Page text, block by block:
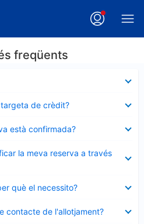
freqüents
de crèdit?
està confirmada?
la meva reserva a través
què el necessito?
contacte de l'allotjament?